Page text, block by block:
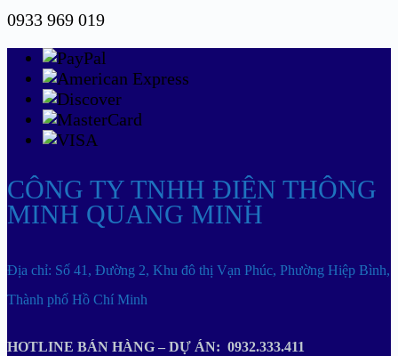
0933 969 019
CÔNG TY TNHH ĐIỆN THÔNG
MINH QUANG MINH
Địa chỉ: Số 41, Đường 2, Khu đô thị Vạn Phúc, Phường Hiệp Bình,
Thành phố Hồ Chí Minh
HOTLINE BÁN HÀNG – DỰ ÁN: 0932.333.411